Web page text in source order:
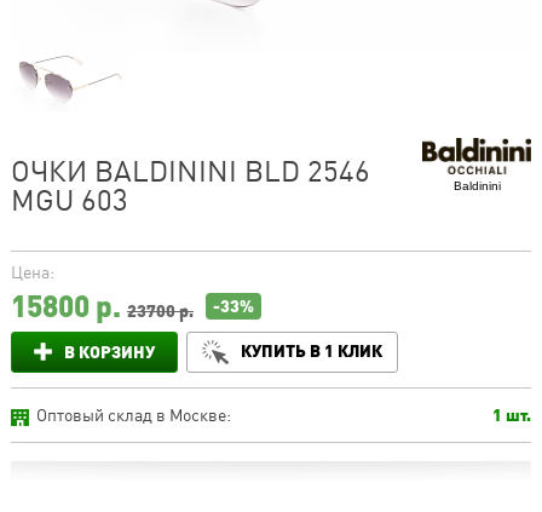
Baldinini
ОЧКИ BALDININI BLD 2546
MGU 603
Цена:
15800р. 23700 р. -33%
В КОРЗИНУ КУПИТЬ В 1 КЛИК
Оптовый склад в Москве: 1 шт.